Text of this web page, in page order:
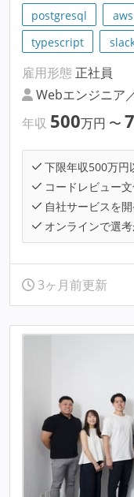
postgresql aws
typescript
雇用形態 正社員
Webエンジニア
年収 500万円 〜
下限年収500万円
コードレビュー
自社サービスを
オンラインで選
3ヶ月前更新